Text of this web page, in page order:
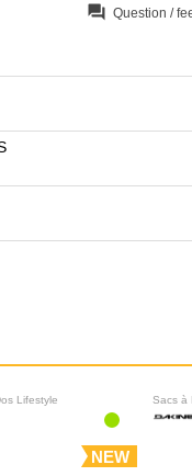
question_answer Question /
Lifestyle
NEW
Sacs à